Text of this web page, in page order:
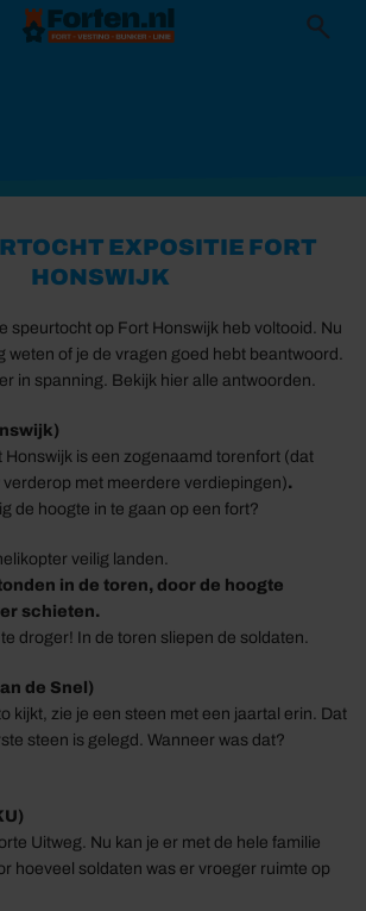
EXPOSITIE FORT
HONSWIJK
speurtocht op Fort Honswijk heb voltooid. Nu
weten of je de vragen goed hebt beantwoord.
in spanning. Bekijk hier alle antwoorden.
Honswijk is een zogenaamd torenfort (dat
verderop met meerdere verdiepingen).
de hoogte in te gaan op een fort?
veilig anden.
in de toren, door de hoogte
schieten.
droger! In de toren sliepen de soldaten.
de Snel)
kijkt, zie je een steen met een jaartal erin. Dat
steen is gelegd. Wanneer was dat?
Uitweg. Nu kan je er met de hele familie
hoeveel soldaten was er vroeger ruimte op